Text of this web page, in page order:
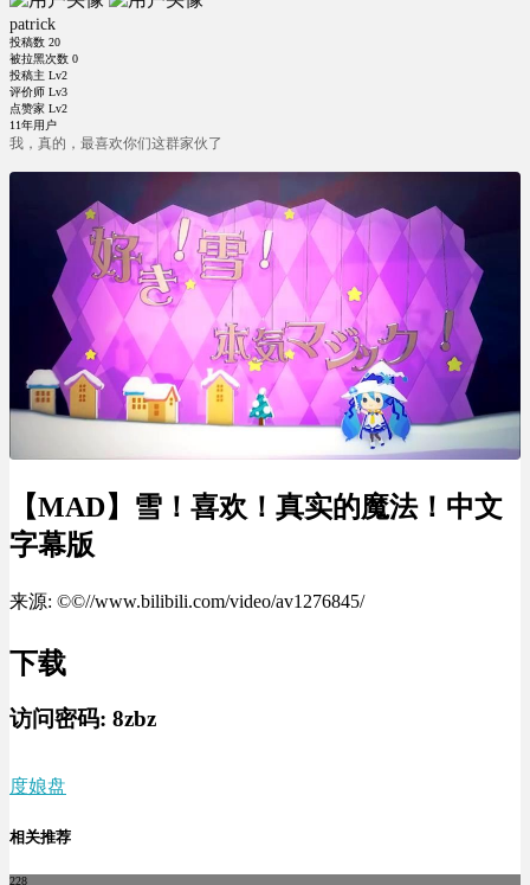
patrick
投稿数 20
被拉黑次数 0
投稿主 Lv2
评价师 Lv3
点赞家 Lv2
11年用户
我，真的，最喜欢你们这群家伙了
【MAD】雪！喜欢！真实的魔法！中文
字幕版
来源: ©©//www.bilibili.com/video/av1276845/
下载
访问密码: 8zbz
度娘盘
相关推荐
228